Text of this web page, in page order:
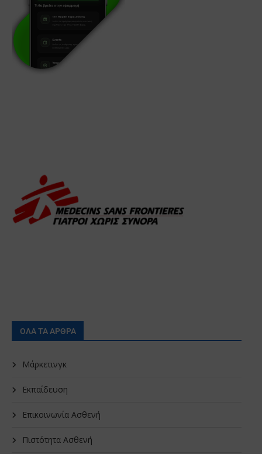
ΟΛΑ ΤΑ ΑΡΘΡΑ
Μάρκετινγκ
Εκπαίδευση
Επικοινωνία Ασθενή
Πιστότητα Ασθενή